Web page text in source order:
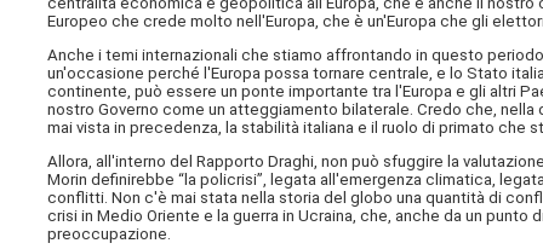
Europeo che crede molto nell'Europa, che è un'Europa che gli
Anche i temi internazionali che stiamo affrontando in questo
un'occasione perché l'Europa possa tornare centrale, e lo Stato
continente, può essere un ponte importante tra l'Europa e gli altri
nostro Governo come un atteggiamento bilaterale. Credo che,
mai vista in precedenza, la stabilità italiana e il ruolo di primato che
Allora, all'interno del Rapporto Draghi, non può sfuggire la
Morin definirebbe “la policrisi”, legata all'emergenza climatica,
conflitti. Non c'è mai stata nella storia del globo una quantità di
crisi in Medio Oriente e la guerra in Ucraina, che, anche da un
preoccupazione.